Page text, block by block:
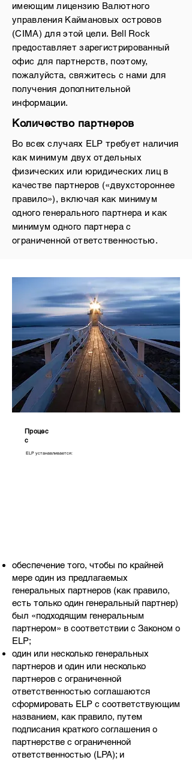
имеющим лицензию Валютного
управления Каймановых островов
(CIMA) для этой цели. Bell Rock
предоставляет зарегистрированный
офис для партнерств, поэтому,
пожалуйста, свяжитесь с нами для
получения дополнительной
информации.
Количество партнеров
Во всех случаях ELP требует наличия
как минимум двух отдельных
физических или юридических лиц в
качестве партнеров («двухстороннее
правило»), включая как минимум
одного генерального партнера и как
минимум одного партнера с
ограниченной ответственностью.
ELP устанавливается:
Процес
с
обеспечение того, чтобы по крайней
мере один из предлагаемых
генеральных партнеров (как правило,
есть только один генеральный партнер)
был «подходящим генеральным
партнером» в соответствии с Законом о
ELP;
один или несколько генеральных
партнеров и один или несколько
партнеров с ограниченной
ответственностью соглашаются
сформировать ELP с соответствующим
названием, как правило, путем
подписания краткого соглашения о
партнерстве с ограниченной
ответственностью (LPA); и